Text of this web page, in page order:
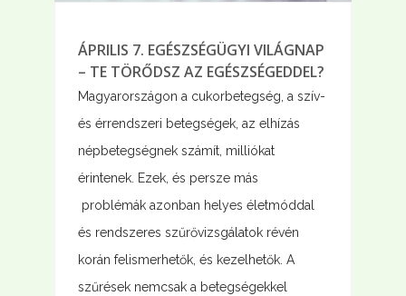
ÁPRILIS 7. EGÉSZSÉGÜGYI VILÁGNAP
– TE TÖRŐDSZ AZ EGÉSZSÉGEDDEL?
Magyarországon a cukorbetegség, a szív-
és érrendszeri betegségek, az elhízás
népbetegségnek számít, milliókat
érintenek. Ezek, és persze más
problémák azonban helyes életmóddal
és rendszeres szűrővizsgálatok révén
korán felismerhetők, és kezelhetők. A
szűrések nemcsak a betegségekkel